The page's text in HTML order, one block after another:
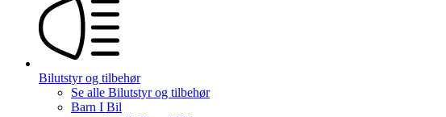
Bilutstyr og tilbehør
Se alle Bilutstyr og tilbehør
Barn I Bil